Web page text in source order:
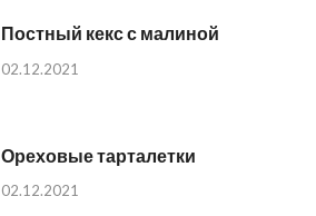
Постный кекс с малиной
02.12.2021
Ореховые тарталетки
02.12.2021